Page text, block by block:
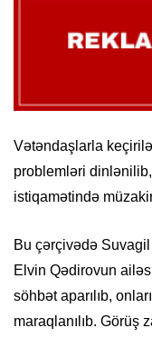
Vətəndaşlarla
problemləri
istiqamətində
Bu çərçivədə
Elvin Qədirovun
söhbət aparılıb,
maraqlanılıb. Görüş